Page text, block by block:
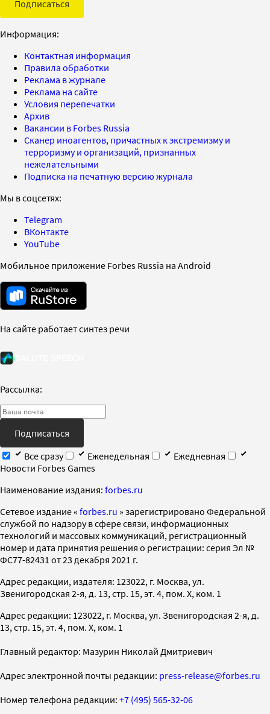
Подписаться
Информация:
Контактная информация
Правила обработки
Реклама в журнале
Реклама на сайте
Условия перепечатки
Архив
Вакансии в Forbes Russia
Сканер иноагентов, причастных к экстремизму и
терроризму и организаций, признанных
нежелательными
Подписка на печатную версию журнала
Мы в соцсетях:
Telegram
ВКонтакте
YouTube
Мобильное приложение Forbes Russia на Android
На сайте работает синтез речи
Рассылка:
Подписаться
Все сразу
Еженедельная
Ежедневная
Новости Forbes Games
Наименование издания: forbes.ru
Cетевое издание « forbes.ru » зарегистрировано Федеральной
службой по надзору в сфере связи, информационных
технологий и массовых коммуникаций, регистрационный
номер и дата принятия решения о регистрации: серия Эл №
ФС77-82431 от 23 декабря 2021 г.
Адрес редакции, издателя: 123022, г. Москва, ул.
Звенигородская 2-я, д. 13, стр. 15, эт. 4, пом. X, ком. 1
Адрес редакции: 123022, г. Москва, ул. Звенигородская 2-я, д.
13, стр. 15, эт. 4, пом. X, ком. 1
Главный редактор: Мазурин Николай Дмитриевич
Адрес электронной почты редакции: press-release@forbes.ru
Номер телефона редакции: +7 (495) 565-32-06